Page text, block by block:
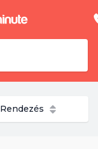
Rendezés